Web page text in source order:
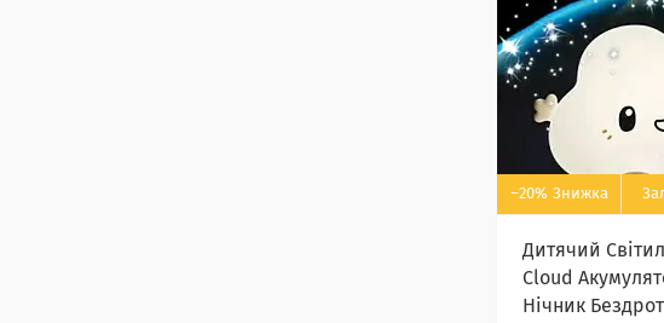
–20%
Дитячий
Cloud
Нічник